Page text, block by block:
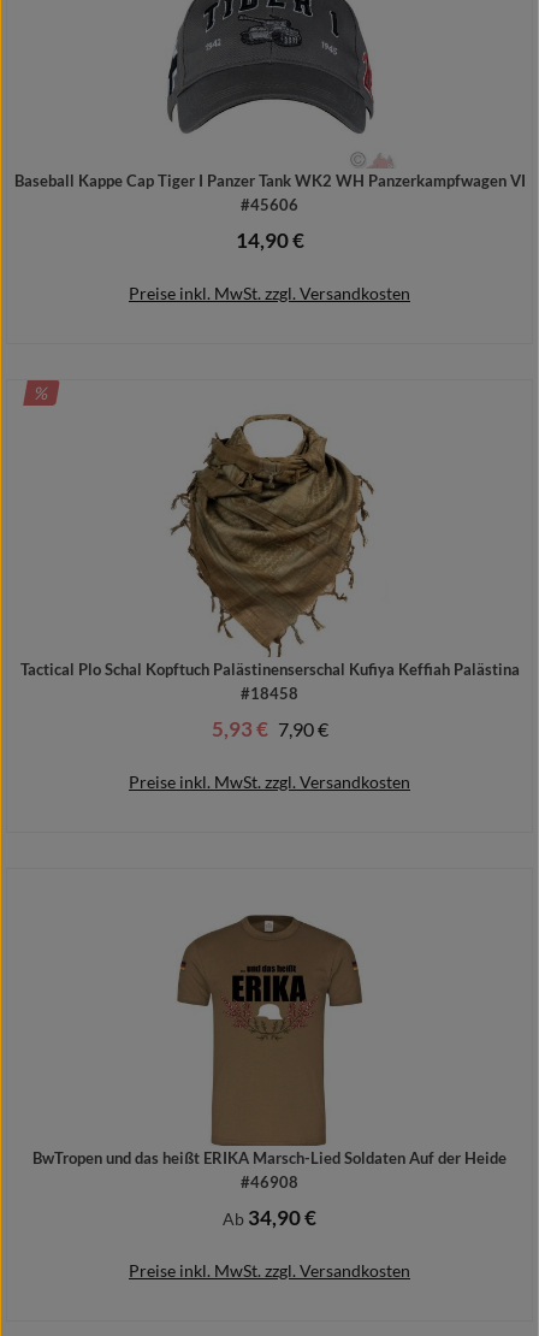
Baseball Kappe Cap Tiger I Panzer Tank WK2 WH Panzerkampfwagen VI
#45606
Regulärer Preis:
14,90 €
Preise inkl. MwSt. zzgl. Versandkosten
In den Warenkorb
RABATT
%
Tactical Plo Schal Kopftuch Palästinenserschal Kufiya Keffiah Palästina
#18458
Verkaufspreis:
5,93 € Regulärer Preis:
7,90 €
Preise inkl. MwSt. zzgl. Versandkosten
BwTropen und das heißt ERIKA Marsch-Lied Soldaten Auf der Heide
#46908
Regulärer Preis:
Ab 34,90 €
Preise inkl. MwSt. zzgl. Versandkosten